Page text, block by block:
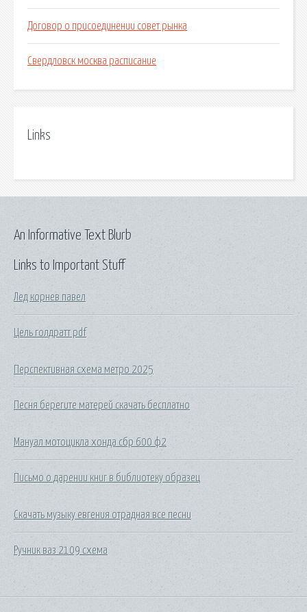
Договор о присоединении совет рынка
Свердловск москва расписание
Links
Links to Important Stuff
Лед корнев павел
Цель голдратт pdf
Перспективная схема метро 2025
Песня берегите матерей скачать бесплатно
Мануал мотоцикла хонда сбр 600 ф2
Письмо о дарении книг в библиотеку образец
Скачать музыку евгения отрадная все песни
Ручник ваз 2109 схема
An Informative Text Blurb